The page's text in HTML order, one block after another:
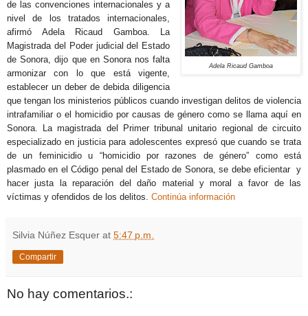
Adela Ricaud Gamboa
de las convenciones internacionales y a
nivel de los tratados internacionales,
afirmó Adela Ricaud Gamboa.
La
Magistrada del Poder judicial del Estado
de Sonora, dijo que en Sonora nos falta
armonizar con lo que está vigente,
establecer un deber de debida diligencia
que tengan los ministerios públicos cuando investigan delitos de violencia
intrafamiliar o el homicidio por causas de género como se llama aquí en
Sonora. La magistrada del Primer tribunal unitario regional de circuito
especializado en justicia para adolescentes expresó que cuando se trata
de un feminicidio u “homicidio por razones de género” como está
plasmado en el Código penal del Estado de Sonora, se debe eficientar y
hacer justa la reparación del daño material y moral a favor de las
víctimas y ofendidos de los delitos. Continúa información
Silvia Núñez Esquer at 5:47 p.m.
Compartir
No hay comentarios.: